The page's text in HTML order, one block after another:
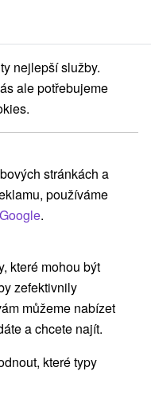
pro dva Vysoké Tatry
dva Vysoké
(29)
seniory(19)
nejlepší služby.
ale potřebujeme
stránkách a
používáme
.
které mohou být
zefektivnily
můžeme nabízet
a chcete najít.
které typy